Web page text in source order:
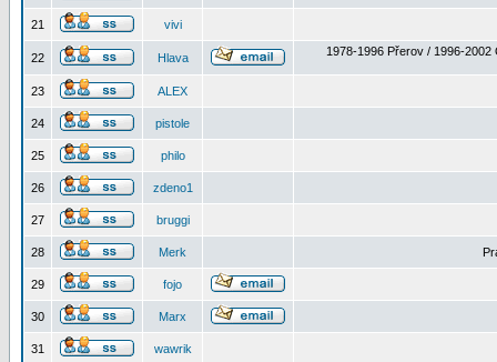
21 vivi
22 Hlava 1978-1996 Přerov / 1996-2002
23 ALEX
24 pistole
25 philo
26 zdeno1
27 bruggi
28 Merk
29 fojo
30 Marx
31 wawrik